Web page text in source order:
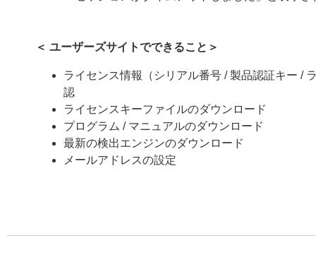
＜ ユーザーズサイトでできること＞
ライセンス情報（シリアル番号 / 製品認証キー /
認
ライセンスキーファイルのダウンロード
プログラム / マニュアルのダウンロード
最新の検出エンジンのダウンロード
メールアドレスの設定